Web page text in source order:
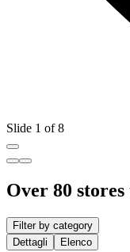
Slide 1 of 8
Over 80
Filter by category
Dettagli
Elenco